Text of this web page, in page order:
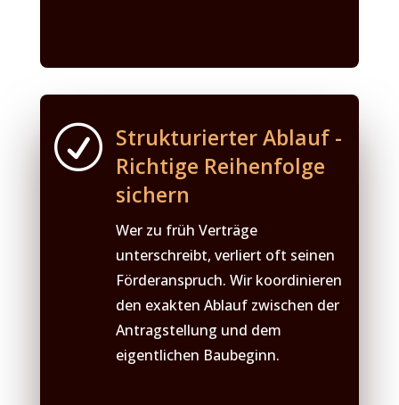
R Strukturierter Ablauf -
Richtige Reihenfolge
sichern
Wer zu früh Verträge
unterschreibt, verliert oft seinen
Förderanspruch. Wir koordinieren
den exakten Ablauf zwischen der
Antragstellung und dem
eigentlichen Baubeginn.